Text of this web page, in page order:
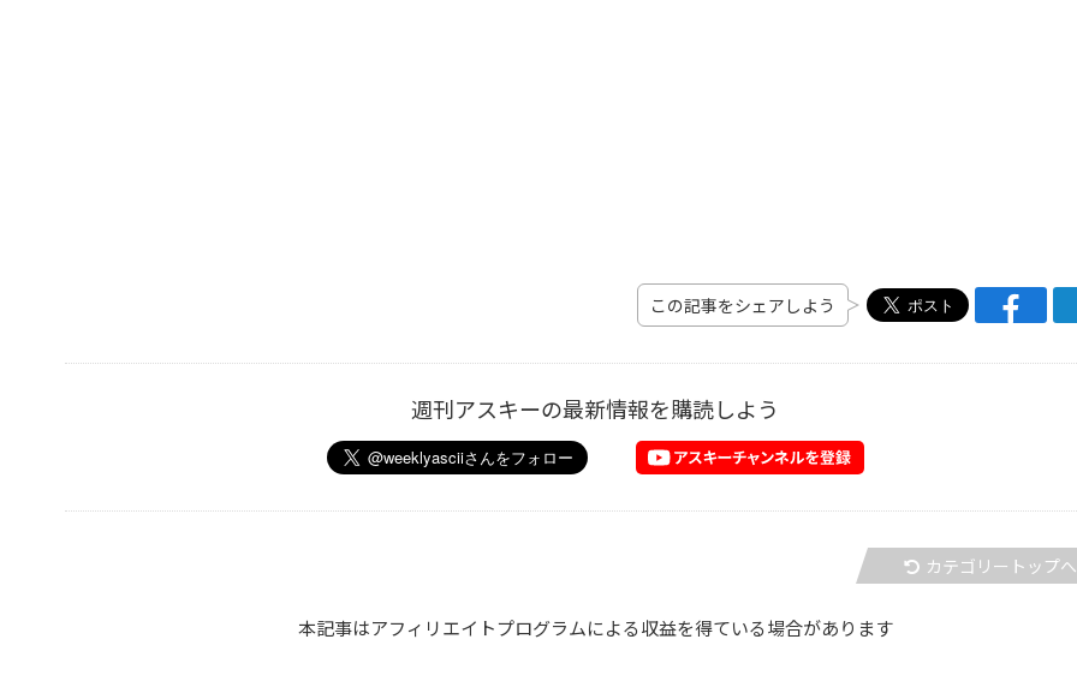
この記事をシェアしよう
週刊アスキーの最新情報を購読しよう
カテゴリートップへ
本記事はアフィリエイトプログラムによる収益を得ている場合があります